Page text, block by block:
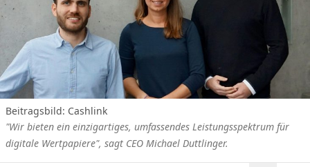
Beitragsbild: Cashlink
"Wir bieten ein einzigartiges, umfassendes Leistungsspektrum für
digitale Wertpapiere", sagt CEO Michael Duttlinger.